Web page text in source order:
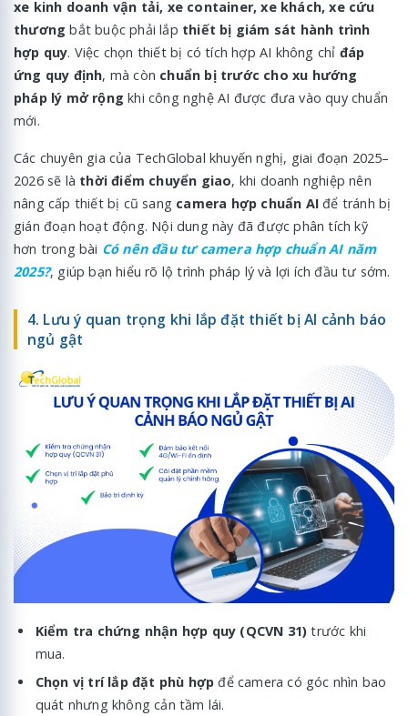
xe kinh doanh vận tải, xe container, xe khách, xe cứu
thương bắt buộc phải lắp thiết bị giám sát hành trình
hợp quy. Việc chọn thiết bị có tích hợp AI không chỉ đáp
ứng quy định, mà còn chuẩn bị trước cho xu hướng
pháp lý mở rộng khi công nghệ AI được đưa vào quy chuẩn
mới.
Các chuyên gia của TechGlobal khuyến nghị, giai đoạn 2025–
2026 sẽ là thời điểm chuyển giao, khi doanh nghiệp nên
nâng cấp thiết bị cũ sang camera hợp chuẩn AI để tránh bị
gián đoạn hoạt động. Nội dung này đã được phân tích kỹ
hơn trong bài Có nên đầu tư camera hợp chuẩn AI năm
2025?, giúp bạn hiểu rõ lộ trình pháp lý và lợi ích đầu tư sớm.
4. Lưu ý quan trọng khi lắp đặt thiết bị AI cảnh báo
ngủ gật
Kiểm tra chứng nhận hợp quy (QCVN 31) trước khi
mua.
Chọn vị trí lắp đặt phù hợp để camera có góc nhìn bao
quát nhưng không cản tầm lái.